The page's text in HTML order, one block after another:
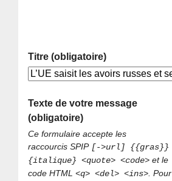
Titre (obligatoire)
Texte de votre message
(obligatoire)
Ce formulaire accepte les
raccourcis SPIP [->url] {{gras}}
{italique} <quote> <code> et le
code HTML<q> <del> <ins>. Pour